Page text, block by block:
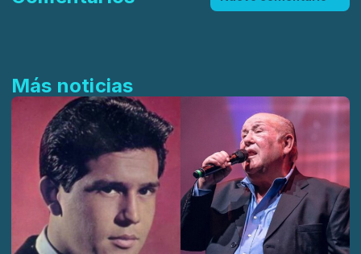
Más noticias